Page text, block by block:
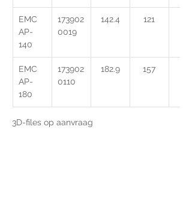
EMC
AP-
140
173902
0019
142.4 121
EMC
AP-
180
173902
0110
182.9 157
3D-files op aanvraag